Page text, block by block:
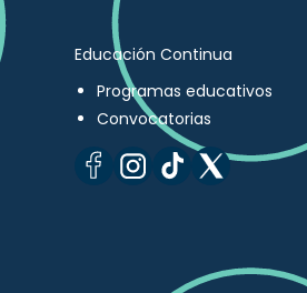
Educación Continua
Programas educativos
Convocatorias